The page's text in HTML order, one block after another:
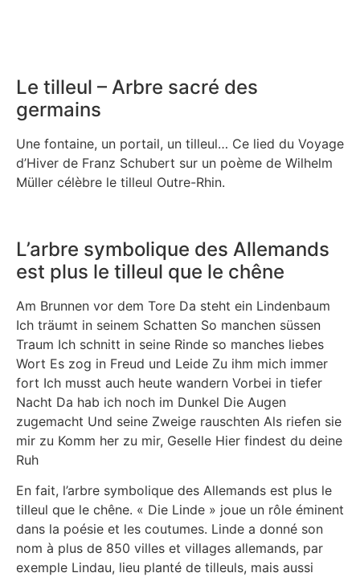
Le tilleul – Arbre sacré des
germains
Une fontaine, un portail, un tilleul… Ce lied du Voyage
d’Hiver de Franz Schubert sur un poème de Wilhelm
Müller célèbre le tilleul Outre-Rhin.
L’arbre symbolique des Allemands
est plus le tilleul que le chêne
Am Brunnen vor dem Tore Da steht ein Lindenbaum
Ich träumt in seinem Schatten So manchen süssen
Traum Ich schnitt in seine Rinde so manches liebes
Wort Es zog in Freud und Leide Zu ihm mich immer
fort Ich musst auch heute wandern Vorbei in tiefer
Nacht Da hab ich noch im Dunkel Die Augen
zugemacht Und seine Zweige rauschten Als riefen sie
mir zu Komm her zu mir, Geselle Hier findest du deine
Ruh
En fait, l’arbre symbolique des Allemands est plus le
tilleul que le chêne. « Die Linde » joue un rôle éminent
dans la poésie et les coutumes. Linde a donné son
nom à plus de 850 villes et villages allemands, par
exemple Lindau, lieu planté de tilleuls, mais aussi